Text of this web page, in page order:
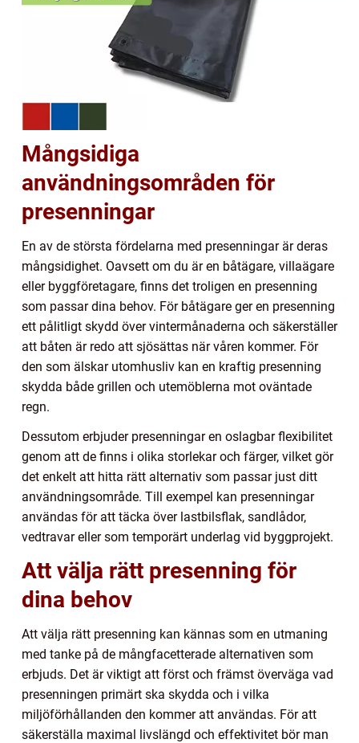
Mångsidiga
användningsområden för
presenningar
En av de största fördelarna med presenningar är deras
mångsidighet. Oavsett om du är en båtägare, villaägare
eller byggföretagare, finns det troligen en presenning
som passar dina behov. För båtägare ger en presenning
ett pålitligt skydd över vintermånaderna och säkerställer
att båten är redo att sjösättas när våren kommer. För
den som älskar utomhusliv kan en kraftig presenning
skydda både grillen och utemöblerna mot oväntade
regn.
Dessutom erbjuder presenningar en oslagbar flexibilitet
genom att de finns i olika storlekar och färger, vilket gör
det enkelt att hitta rätt alternativ som passar just ditt
användningsområde. Till exempel kan presenningar
användas för att täcka över lastbilsflak, sandlådor,
vedtravar eller som temporärt underlag vid byggprojekt.
Att välja rätt presenning för
dina behov
Att välja rätt presenning kan kännas som en utmaning
med tanke på de mångfacetterade alternativen som
erbjuds. Det är viktigt att först och främst överväga vad
presenningen primärt ska skydda och i vilka
miljöförhållanden den kommer att användas. För att
säkerställa maximal livslängd och effektivitet bör man